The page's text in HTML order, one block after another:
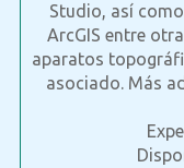
Studio, así
ArcGIS entre
aparatos
asociado. Más